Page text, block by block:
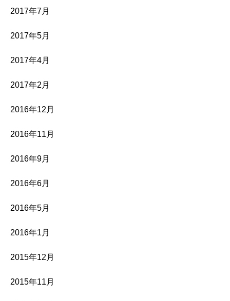
2017年7月
2017年5月
2017年4月
2017年2月
2016年12月
2016年11月
2016年9月
2016年6月
2016年5月
2016年1月
2015年12月
2015年11月